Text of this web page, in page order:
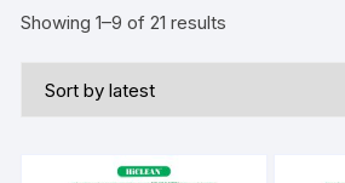
Showing 1–9 of 21 results